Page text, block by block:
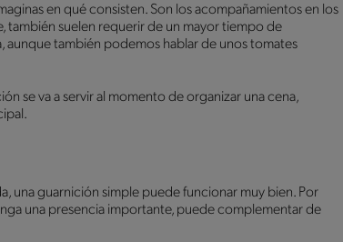
en qué consisten. Son los acompañamientos en los
también suelen requerir de un mayor tiempo de
aunque también podemos hablar de unos tomates
se va a servir al momento de organizar una cena,
una guarnición simple puede funcionar muy bien. Por
una presencia importante, puede complementar de